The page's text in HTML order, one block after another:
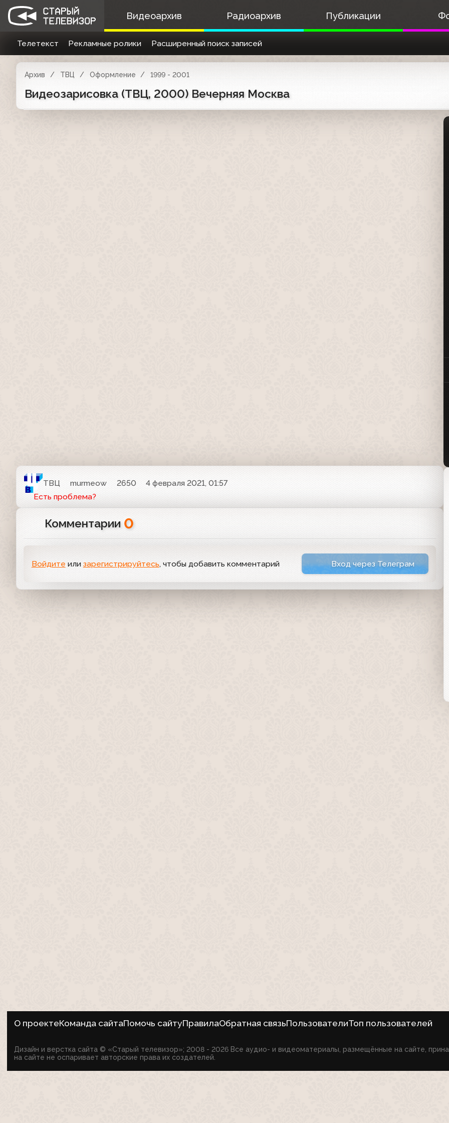
Видеоархив Радиоархив Публикации
Телетекст Рекламные ролики Расширенный поиск записей
Архив ТВЦ Оформление 1999 - 2001
Видеозарисовка (ТВЦ, 2000) Вечерняя Москва
ТВЦ murmeow 2650
4 февраля 2021, 01:57
Есть проблема?
Комментарии 0
Войдите или зарегистрируйтесь, чтобы добавить комментарий Вход через Телеграм
О проектеКоманда сайтаПомочь сайтуПравилаОбратная связьПользователиТоп пользователей
Дизайн и верстка сайта © «Старый телевизор»; 2008 - 2026 Все аудио- и видеоматериалы, размещённые на сайте,
на сайте не оспаривает авторские права их создателей.